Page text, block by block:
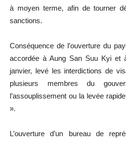
à moyen terme, afin de tourner
sanctions.
Conséquence de l’ouverture du
accordée à Aung San Suu Kyi et
janvier, levé les interdictions de
plusieurs membres du
l’assouplissement ou la levée
».
L’ouverture d’un bureau de